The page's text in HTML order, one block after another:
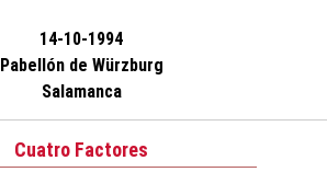
14-10-1994
Pabellón de Würzburg
Salamanca
Cuatro Factores